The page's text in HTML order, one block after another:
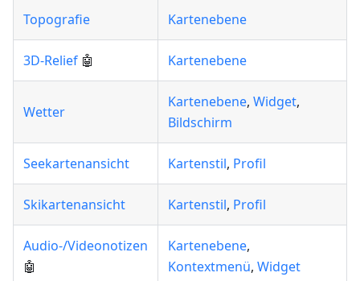
Topografie Kartenebene
3D-Relief 🤖 Kartenebene
Wetter
Kartenebene, Widget,
Bildschirm
Seekartenansicht Kartenstil, Profil
Skikartenansicht Kartenstil, Profil
Audio-/Videonotizen
🤖
Kartenebene,
Kontextmenü, Widget